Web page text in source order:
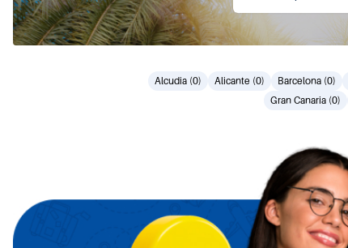
Alcudia (0) Alicante (0) Barcelona (0)
Gran Canaria (0)